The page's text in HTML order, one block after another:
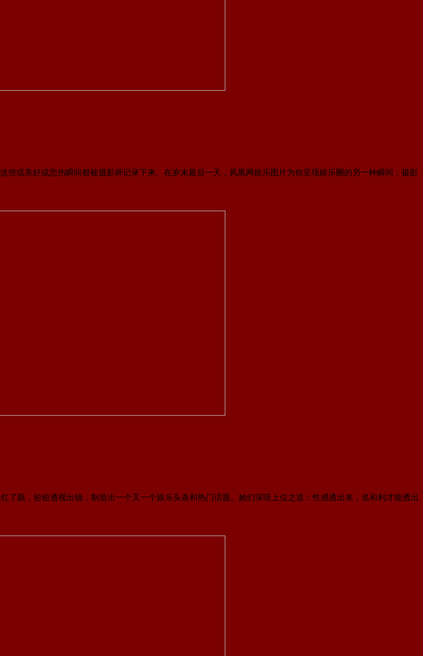
或美好或悲伤瞬间都被摄影师记录下来。在岁末最后一天，凤凰网娱乐图片为你呈现娱乐圈的另一种瞬间：摄影
了眼，纷纷透视出镜，制造出一个又一个娱乐头条和热门话题。她们深喑上位之道：性感透出来，名和利才能透出